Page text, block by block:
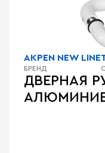
ДВЕРНАЯ
AKPEN NEW LINE
БРЕНД